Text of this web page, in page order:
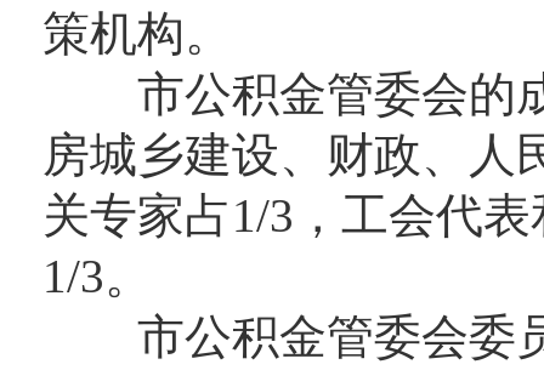
策机构。
市公积金管委会的成
房城乡建设、财政、人
关专家占1/3，工会代
1/3。
市公积金管委会委员